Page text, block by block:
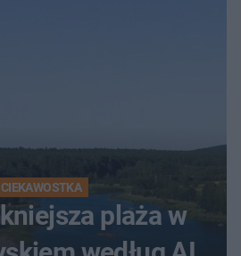
CIEKAWOSTKA
plaża w